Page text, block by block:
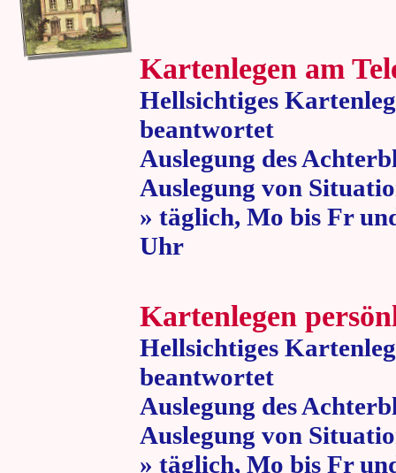
Kartenlegen am
Hellsichtiges
beantwortet
Auslegung des
Auslegung von
» täglich, Mo bis Fr
Uhr » 80
Kartenlegen
Hellsichtiges
beantwortet
Auslegung des
Auslegung von
» täglich, Mo bis Fr